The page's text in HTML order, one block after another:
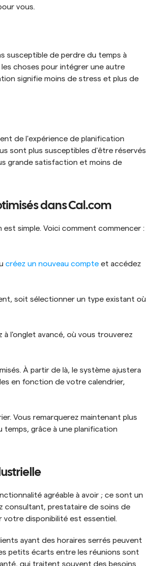
vous.
susceptible de perdre du temps à
choses pour intégrer une autre
signifie moins de stress et plus de
de l'expérience de planification
sont plus susceptibles d'être réservés
grande satisfaction et moins de
dans Cal.com
simple. Voici comment commencer :
créez un nouveau compte et accédez
soit sélectionner un type existant où
à l'onglet avancé, où vous trouverez
À partir de là, le système ajustera
en fonction de votre calendrier,
Vous remarquerez maintenant plus
temps, grâce à une planification
agréable à avoir ; ce sont un
consultant, prestataire de soins de
votre disponibilité est essentiel.
ayant des horaires serrés peuvent
petits écarts entre les réunions sont
qui traitent souvent des besoins